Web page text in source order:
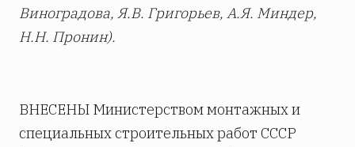
Виноградова, Я.В. Григорьев, А.Я. Миндер,
Н.Н. Пронин).
ВНЕСЕНЫ Министерством монтажных и
специальных строительных работ СССР